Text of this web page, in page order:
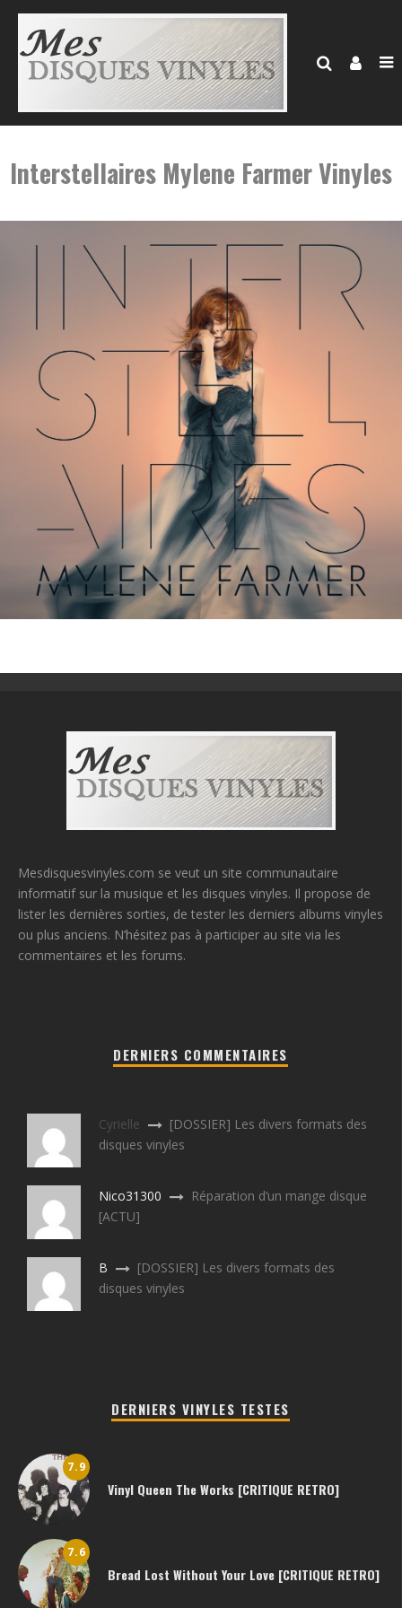
Interstellaires Mylene Farmer Vinyles
Mesdisquesvinyles.com se veut un site communautaire
informatif sur la musique et les disques vinyles. Il propose de
lister les dernières sorties, de tester les derniers albums vinyles
ou plus anciens. N’hésitez pas à participer au site via les
commentaires et les forums.
DERNIERS COMMENTAIRES
Cyrielle
[DOSSIER] Les divers formats des
disques vinyles
Nico31300
Réparation d’un mange disque
[ACTU]
B
[DOSSIER] Les divers formats des
disques vinyles
DERNIERS VINYLES TESTES
7.9
Vinyl Queen The Works [CRITIQUE RETRO]
7.6
Bread Lost Without Your Love [CRITIQUE RETRO]